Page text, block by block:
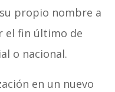
propio nombre a
el fin último de
o nacional.
en un nuevo